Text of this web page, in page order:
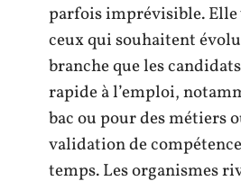
parfois imprévisible. Elle
ceux qui souhaitent
branche que les
rapide à l’emploi,
bac ou pour des métiers
validation de
temps. Les organismes